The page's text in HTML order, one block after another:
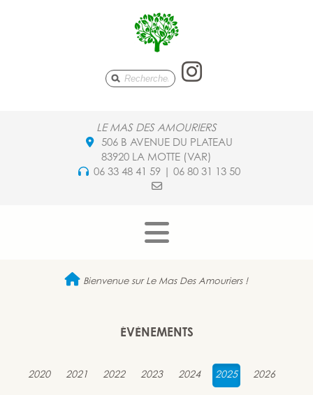
LE MAS DES AMOURIERS
506 B AVENUE DU PLATEAU
83920 LA MOTTE (VAR)
06 33 48 41 59 | 06 80 31 13 50
Le Mas
Bienvenue sur Le Mas Des Amouriers !
ÉVÈNEMENTS
2020 2021 2022 2023 2024 2025 2026